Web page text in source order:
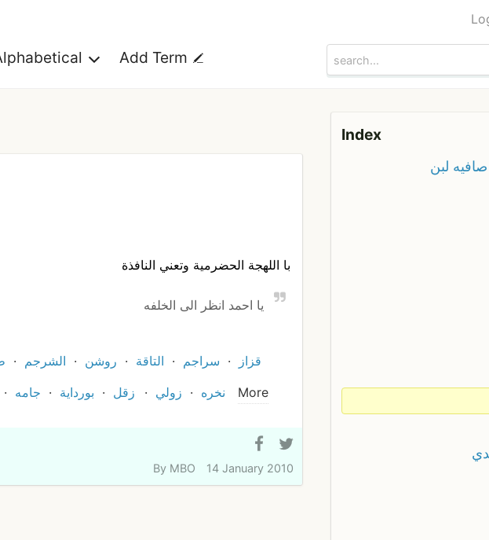
Add Term
با اللهجة الحضرمية وتعني النافذة
يا احمد انظر الى الخلفه
الشرجم روشن التاقة سراجم
قزاز
جامه بورداية زقل زولي نخره More
By MBO 14 January 2010
Index
لبن